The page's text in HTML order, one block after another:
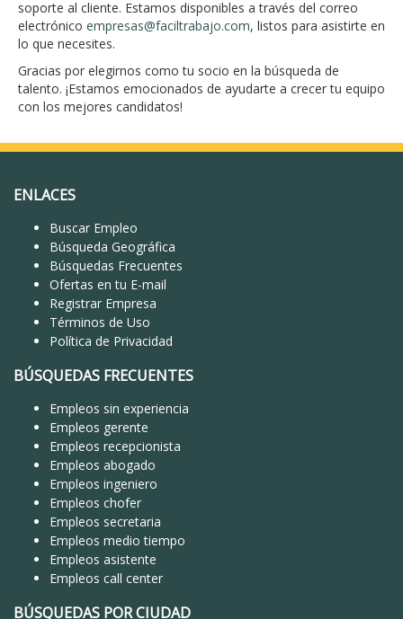
soporte al cliente. Estamos disponibles a través del correo
electrónico empresas@faciltrabajo.com, listos para asistirte en
lo que necesites.
Gracias por elegirnos como tu socio en la búsqueda de
talento. ¡Estamos emocionados de ayudarte a crecer tu equipo
con los mejores candidatos!
ENLACES
Buscar Empleo
Búsqueda Geográfica
Búsquedas Frecuentes
Ofertas en tu E-mail
Registrar Empresa
Términos de Uso
Política de Privacidad
BÚSQUEDAS FRECUENTES
Empleos sin experiencia
Empleos gerente
Empleos recepcionista
Empleos abogado
Empleos ingeniero
Empleos chofer
Empleos secretaria
Empleos medio tiempo
Empleos asistente
Empleos call center
BÚSQUEDAS POR CIUDAD